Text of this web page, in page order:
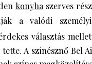
konyhaszerves
a valódi
választás
A színésznő Bel